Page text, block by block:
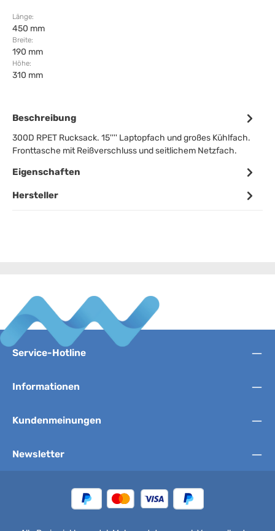
Länge:
450 mm
Breite:
190 mm
Höhe:
310 mm
Beschreibung
300D RPET Rucksack. 15'''' Laptopfach und großes Kühlfach.
Fronttasche mit Reißverschluss und seitlichem Netzfach.
Eigenschaften
Hersteller
Service-Hotline
Informationen
Kundenmeinungen
Newsletter